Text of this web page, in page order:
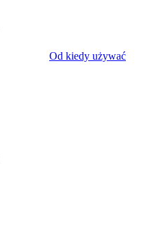
Od kiedy używać